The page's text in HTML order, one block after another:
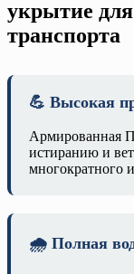
укрытие
транспорта
💪 Высокая
Армированная
истиранию и
многократного
🌧️ Полная